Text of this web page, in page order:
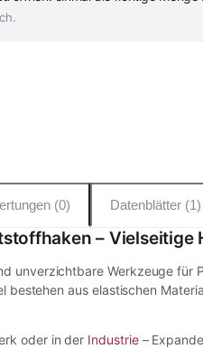
(0) Datenblätter (1)
–
unverzichtbare Werkzeuge für
bestehen aus elastischen
oder in der Industrie–